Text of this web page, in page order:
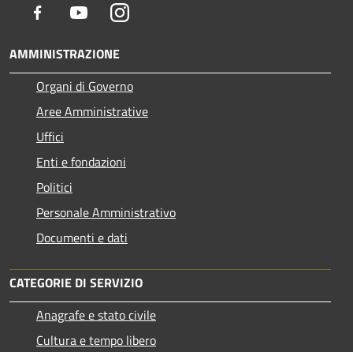
Facebook YoutubeInstagram
AMMINISTRAZIONE
Organi di Governo
Aree Amministrative
Uffici
Enti e fondazioni
Politici
Personale Amministrativo
Documenti e dati
CATEGORIE DI SERVIZIO
Anagrafe e stato civile
Cultura e tempo libero